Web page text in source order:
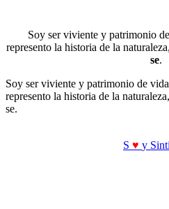
Soy ser viviente y patrimonio
represento la historia de la
se.
Soy ser viviente y patrimonio de
represento la historia de la
se.
S ♥ y